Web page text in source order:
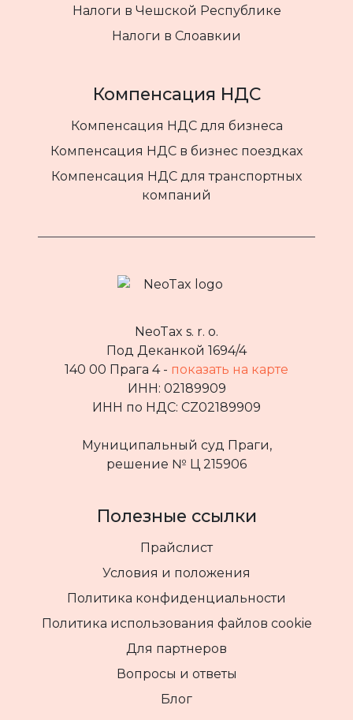
Налоги в Чешской Республике
Налоги в Слоавкии
Компенсация НДС
Компенсация НДС для бизнеса
Компенсация НДС в бизнес поездках
Компенсация НДС для транспортных
компаний
NeoTax s. r. o.
Под Деканкой 1694/4
140 00 Прага 4 - показать на карте
ИНН: 02189909
ИНН по НДС: CZ02189909
Муниципальный суд Праги,
решение № Ц 215906
Полезные ссылки
Прайслист
Условия и положения
Политика конфиденциальности
Политика использования файлов cookie
Для партнеров
Вопросы и ответы
Блог